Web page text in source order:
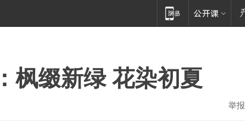
枫缀新绿 花染初夏
举报